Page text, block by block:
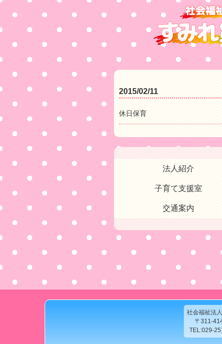
2015/02/11
休日保育
法人紹介
子育て支援室
交通案内
社会福祉法
〒311-
TEL:029-